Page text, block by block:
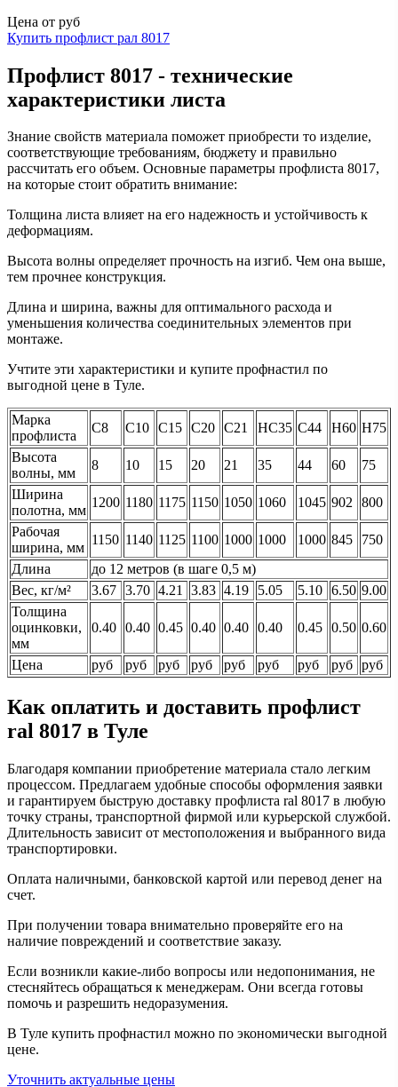
Цена от руб
Купить профлист рал 8017
Профлист 8017 - технические
характеристики листа
Знание свойств материала поможет приобрести то изделие,
соответствующие требованиям, бюджету и правильно
рассчитать его объем. Основные параметры профлиста 8017,
на которые стоит обратить внимание:
Толщина листа влияет на его надежность и устойчивость к
деформациям.
Высота волны определяет прочность на изгиб. Чем она выше,
тем прочнее конструкция.
Длина и ширина, важны для оптимального расхода и
уменьшения количества соединительных элементов при
монтаже.
Учтите эти характеристики и купите профнастил по
выгодной цене в Туле.
Марка
профлиста
С8 С10 С15 С20 С21 НС35 С44 Н60 Н75
Высота
волны, мм
8 10 15 20 21 35 44 60
75
Ширина
полотна, мм
1200 1180 1175 1150 1050 1060 1045 902 800
Рабочая
ширина, мм
1150 1140 1125 1100 1000 1000 1000 845
750
Длина
до 12 метров (в шаге 0,5 м)
Вес, кг/м²
3.67 3.70 4.21 3.83 4.19 5.05 5.10 6.50 9.00
Толщина
оцинковки,
мм
0.40 0.40 0.45 0.40 0.40 0.40 0.45 0.50 0.60
Цена руб руб руб руб руб руб руб руб руб
Как оплатить и доставить профлист
ral 8017 в Туле
Благодаря компании приобретение материала стало легким
процессом. Предлагаем удобные способы оформления заявки
и гарантируем быструю доставку профлиста ral 8017 в любую
точку страны, транспортной фирмой или курьерской службой.
Длительность зависит от местоположения и выбранного вида
транспортировки.
Оплата наличными, банковской картой или перевод денег на
счет.
При получении товара внимательно проверяйте его на
наличие повреждений и соответствие заказу.
Если возникли какие-либо вопросы или недопонимания, не
стесняйтесь обращаться к менеджерам. Они всегда готовы
помочь и разрешить недоразумения.
В Туле купить профнастил можно по экономически выгодной
цене.
Уточнить актуальные цены